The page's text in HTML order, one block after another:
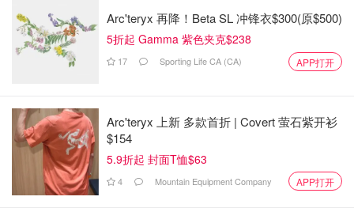
Arc'teryx 再降！Beta SL 冲锋衣$300(原$500)
5折起 Gamma 紫色夹克$238
17 Sporting Life CA (CA) APP打开
Arc'teryx 上新 多款首折 | Covert 萤石紫开衫
$154
5.9折起 封面T恤$63
4 Mountain Equipment Company APP打开